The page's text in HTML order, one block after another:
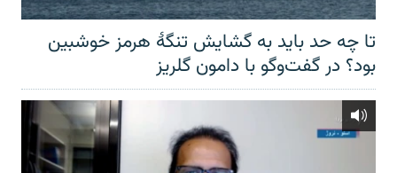
تا چه حد باید به گشایش تنگهٔ هرمز خوشبین
بود؟ در گفت‌وگو با دامون گلریز